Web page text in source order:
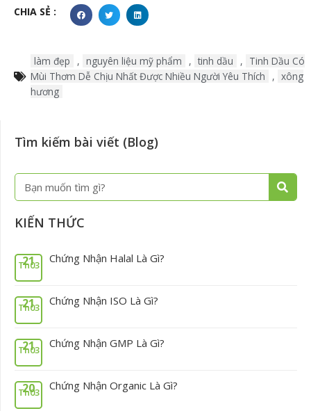
CHIA SẺ :
làm đẹp , nguyên liệu mỹ phẩm , tinh dầu , Tinh Dầu Có
Mùi Thơm Dễ Chịu Nhất Được Nhiều Người Yêu Thích
, xông
hương
Tìm kiếm bài viết (Blog)
Tìm
kiếm
KIẾN THỨC
21
Th03 Chứng Nhận Halal Là Gì?
21
Th03 Chứng Nhận ISO Là Gì?
21
Th03 Chứng Nhận GMP Là Gì?
20
Th03 Chứng Nhận Organic Là Gì?